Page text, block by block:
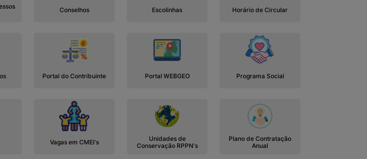
Conselhos Escolinhas Horário de Circular
Portal do Contribuinte Portal WEBGEO Programa Social
Vagas em CMEI's
Unidades de
Conservação RPPN's
Plano de Contratação
Anual